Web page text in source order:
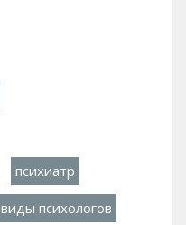
психиатр
виды психологов